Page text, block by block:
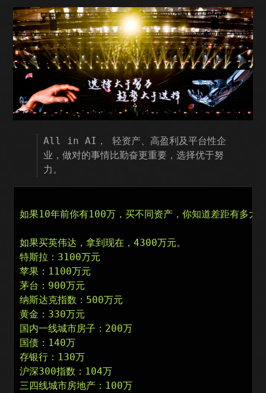
All in AI， 轻资产、高盈利及平台性企
业，做对的事情比勤奋更重要，选择优于努
力。
如果10年前你有100万，买不同资产，你知道差距有多大
​如果买英伟达，拿到现在，4300万元。
​特斯拉​：3100万元
​苹果​：1100万元
​茅台：900万元
​纳斯达克指数​：500万元
​黄金​：330万元
​国内一线城市房子：200万
​国债​：140万
存银行：130万
沪深300指数​：104万
三四线城市房地产：100万